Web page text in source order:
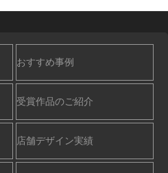
おすすめ事例
受賞作品のご紹介
店舗デザイン実績